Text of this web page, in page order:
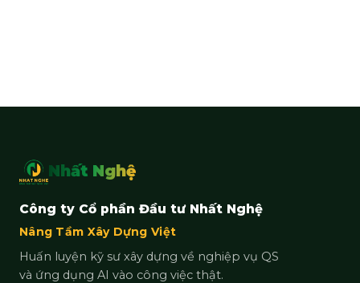
Nhất Nghệ
Công ty Cổ phần Đầu tư Nhất Nghệ
Nâng Tầm Xây Dựng Việt
Huấn luyện kỹ sư xây dựng về nghiệp vụ QS
và ứng dụng AI vào công việc thật.